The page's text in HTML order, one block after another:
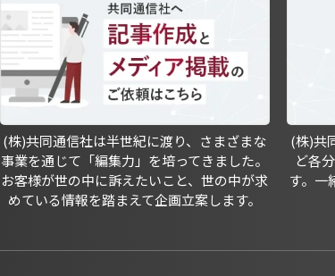
(株)共同通信社は半世紀に渡り、さまざまな
事業を通じて「編集力」を培ってきました。
お客様が世の中に訴えたいこと、世の中が求
めている情報を踏まえて企画立案します。
(株)共
ど各
す。一